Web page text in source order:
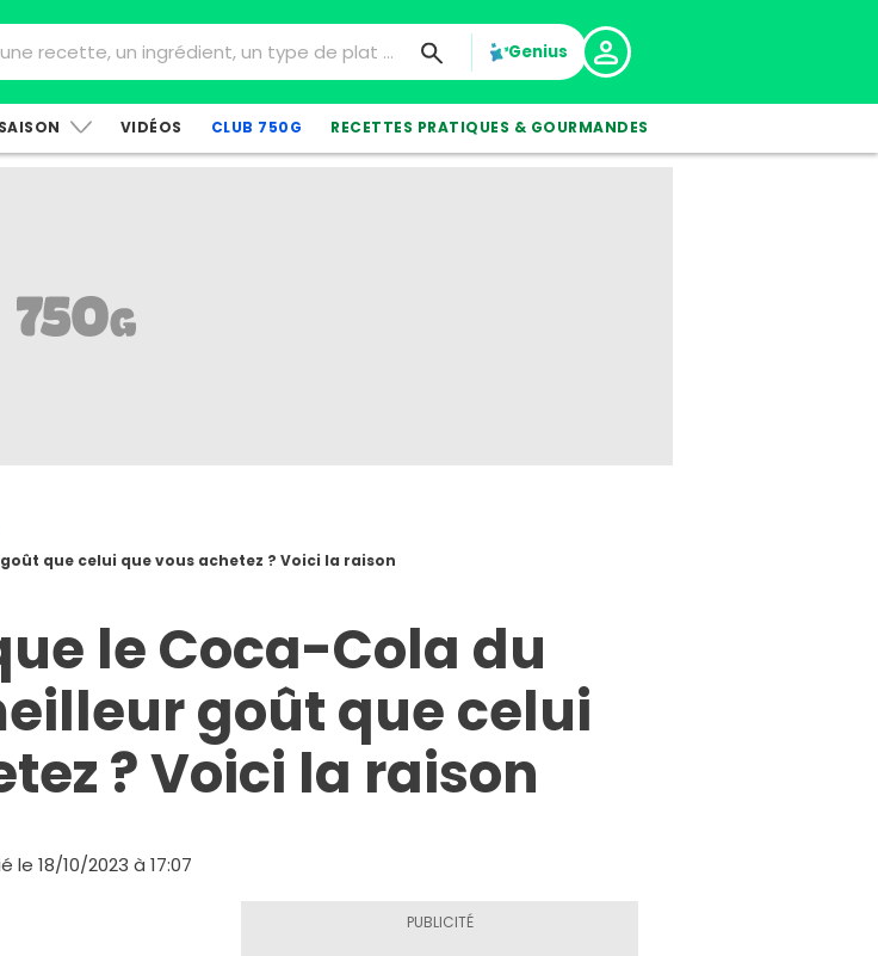
Genius
VIDÉOS CLUB 750G RECETTES PRATIQUES & GOURMANDES
que celui que vous achetez ? Voici la raison
le Coca-Cola du
goût que celui
? Voici la raison
le 18/10/2023 à 17:07